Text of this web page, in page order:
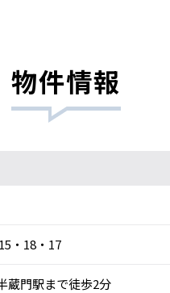
物件情報
・18・17
門駅まで徒歩2分